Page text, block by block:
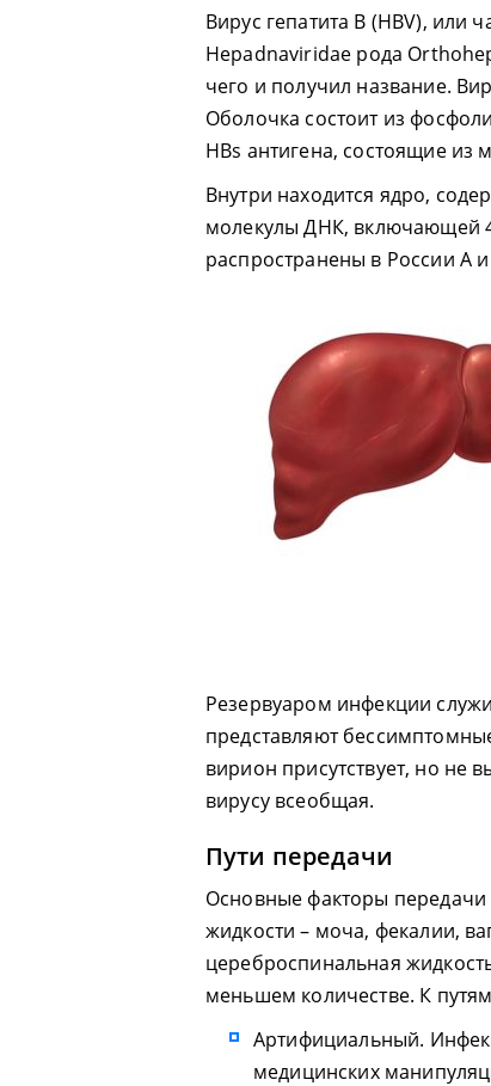
Вирус гепатита В (HBV), или
Hepadnaviridae рода
чего и получил название.
Оболочка состоит из
HBs антигена, состоящие из
Внутри находится ядро,
молекулы ДНК, включающей
распространены в России А
Резервуаром инфекции
представляют
вирион присутствует, но не
вирусу всеобщая.
Пути передачи
Основные факторы передачи
жидкости – моча, фекалии,
цереброспинальная
меньшем количестве. К
Артифициальный.
медицинских